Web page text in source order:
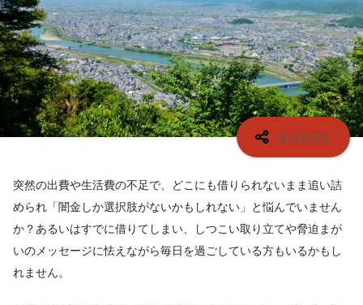
突然の出費や生活費の不足で、どこにも借りられないまま追い詰
められ「闇金しか選択肢がないかもしれない」と悩んでいません
か？あるいはすでに借りてしまい、しつこい取り立てや脅迫まが
いのメッセージに怯えながら毎日を過ごしている方もいるかもし
れません。